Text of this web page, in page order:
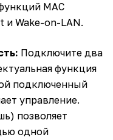
MAC
и Wake-on-LAN.
Подключите два
функция
подключенный
управление.
позволяет
одной